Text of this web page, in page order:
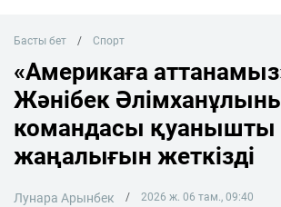
Басты бет Спорт
«Америкаға
Жәнібек
командасы қуанышты
жаңалығын жеткізді
Лунара Арынбек 2026 ж. 06 там., 09:40